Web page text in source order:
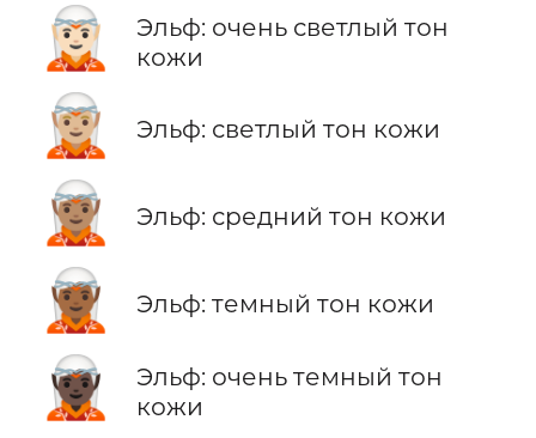
🧝🏻
Эльф: очень светлый тон
кожи
🧝🏼 Эльф: светлый тон кожи
🧝🏽 Эльф: средний тон кожи
🧝🏾 Эльф: темный тон кожи
🧝🏿
Эльф: очень темный тон
кожи